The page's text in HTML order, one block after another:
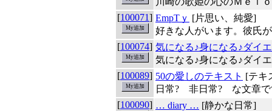
[100071] EmpTｙ [片思い、純愛]
好きな人がいます。彼氏
[100074] 気になる♪身になる♪ダイ
気になる♪身になる♪ダイ
[100089] 50の愛しのテキスト [テキ
日常? 非日常? な文章で
[100090] … diary … [静かな日常]